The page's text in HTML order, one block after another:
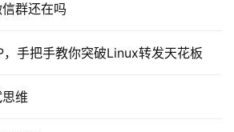
群还在吗
，手把手教你突破Linux转发天花板
维